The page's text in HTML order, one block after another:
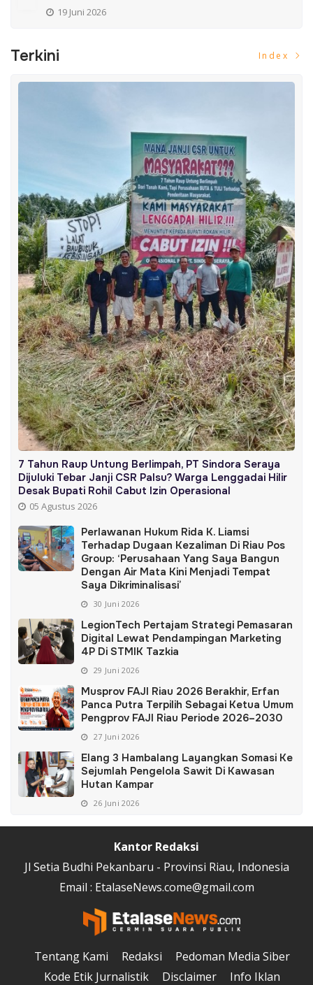
19 Juni 2026
Terkini Index
7 Tahun Raup Untung Berlimpah, PT Sindora Seraya
Dijuluki Tebar Janji CSR Palsu? Warga Lenggadai Hilir
Desak Bupati Rohil Cabut Izin Operasional
05 Agustus 2026
Perlawanan Hukum Rida K. Liamsi
Terhadap Dugaan Kezaliman Di Riau Pos
Group: ‘Perusahaan Yang Saya Bangun
Dengan Air Mata Kini Menjadi Tempat
Saya Dikriminalisasi’
30 Juni 2026
LegionTech Pertajam Strategi Pemasaran
Digital Lewat Pendampingan Marketing
4P Di STMIK Tazkia
29 Juni 2026
Musprov FAJI Riau 2026 Berakhir, Erfan
Panca Putra Terpilih Sebagai Ketua Umum
Pengprov FAJI Riau Periode 2026–2030
27 Juni 2026
Elang 3 Hambalang Layangkan Somasi Ke
Sejumlah Pengelola Sawit Di Kawasan
Hutan Kampar
26 Juni 2026
Kantor Redaksi
Jl Setia Budhi Pekanbaru - Provinsi Riau, Indonesia
Email : EtalaseNews.come@gmail.com
Tentang Kami Redaksi
Pedoman Media Siber
Kode Etik Jurnalistik
Disclaimer Info Iklan